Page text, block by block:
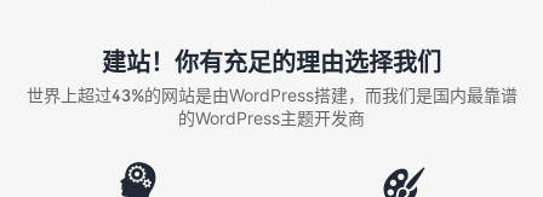
建站！你有充足的理由选择我们
世界上超过43%的网站是由WordPress搭建，而我们是国内最靠谱
的WordPress主题开发商
 